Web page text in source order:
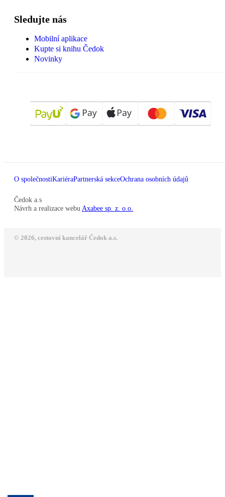
Sledujte nás
Mobilní aplikace
Kupte si knihu Čedok
Novinky
O společnostiKariéraPartnerská sekceOchrana osobních údajů
Čedok a.s
Návrh a realizace webu Axabee sp. z. o.o.
© 2026, cestovní kancelář Čedok a.s.